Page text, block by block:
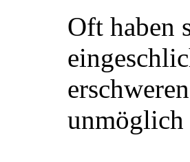
Oft haben
unmöglich